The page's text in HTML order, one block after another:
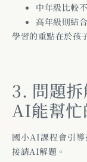
中年級比較
高年級則結
學習的重點在於孩
3. 問題
AI能幫
國小AI課程會引
接請AI解題。